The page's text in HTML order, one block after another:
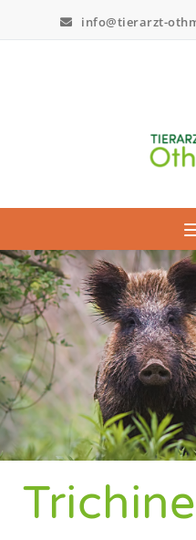
info@tierarzt-